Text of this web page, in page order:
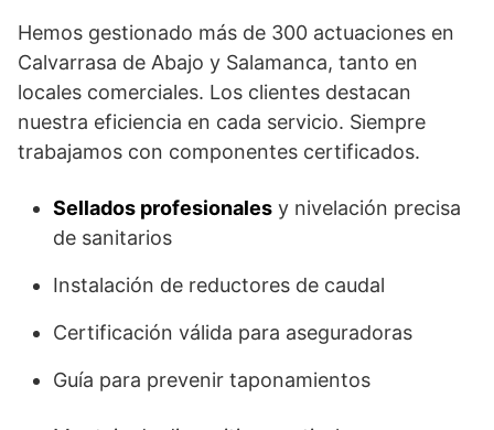
Hemos gestionado más de 300 actuaciones en
Calvarrasa de Abajo y Salamanca, tanto en
locales comerciales. Los clientes destacan
nuestra eficiencia en cada servicio. Siempre
trabajamos con componentes certificados.
Sellados profesionales y nivelación precisa
de sanitarios
Instalación de reductores de caudal
Certificación válida para aseguradoras
Guía para prevenir taponamientos